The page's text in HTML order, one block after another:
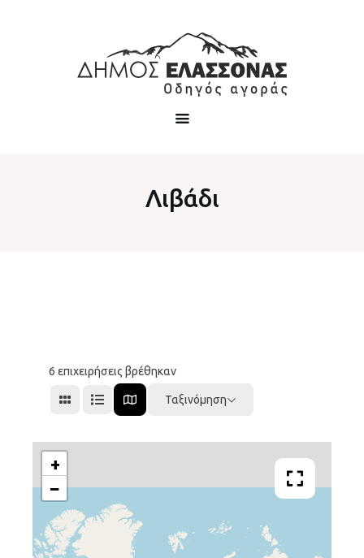
Λιβάδι
6 επιχειρήσεις βρέθηκαν
Ταξινόμηση
+
−